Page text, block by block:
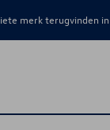
merk terugvinden